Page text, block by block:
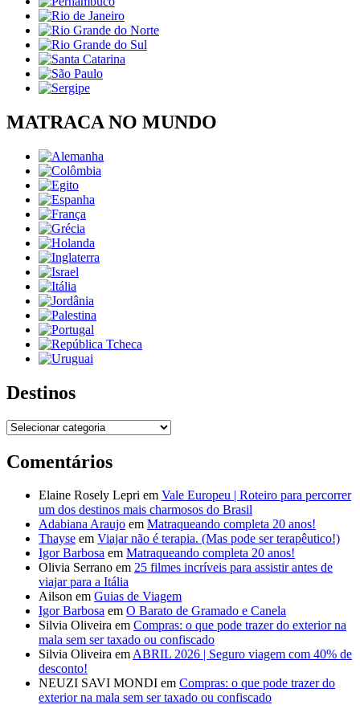
MATRACA NO MUNDO
Destinos
Destinos
Comentários
Elaine Rosely Lepri em Vale Europeu | Roteiro para percorrer
um dos destinos mais charmosos do Brasil
Adabiana Araujo em Matraqueando completa 20 anos!
Thayse em Viajar não é terapia. (Mas pode ser terapêutico!)
Igor Barbosa em Matraqueando completa 20 anos!
Olivia Serrano em 25 filmes incríveis para assistir antes de
viajar para a Itália
Ailson em Guias de Viagem
Igor Barbosa em O Barato de Gramado e Canela
Silvia Oliveira em Compras: o que pode trazer do exterior na
mala sem ser taxado ou confiscado
Silvia Oliveira emABRIL 2026 | Seguro viagem com 40% de
desconto!
NEUZI SAVI MONDI em Compras: o que pode trazer do
exterior na mala sem ser taxado ou confiscado